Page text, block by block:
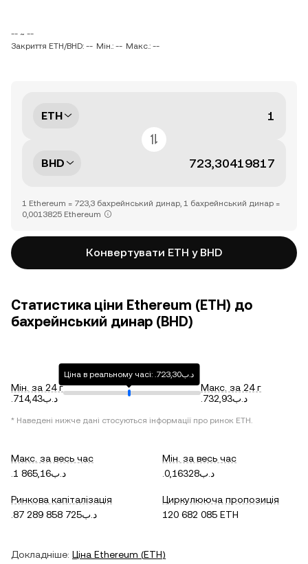
-- ~ --
Закриття ETH/BHD: -- Мін.: -- Макс.: --
ETH
BHD
1 Ethereum = 723,3 бахрейнський динар, 1 бахрейнський динар =
0,0013825 Ethereum
Конвертувати ETH у BHD
Статистика ціни Ethereum (ETH) до
бахрейнський динар (BHD)
Мін. за 24 г
.د.ب714,43
Ціна в реальному часі: .د.ب723,30
Макс. за 24 г
.د.ب732,93
* Наведені нижче дані стосуються інформації про ринок ETH.
Макс. за весь час
.د.ب1 865,16
Мін. за весь час
.د.ب0,16328
Ринкова капіталізація
.د.ب87 289 858 725
Циркулююча пропозиція
120 682 085 ETH
Докладніше: Ціна Ethereum (ETH)